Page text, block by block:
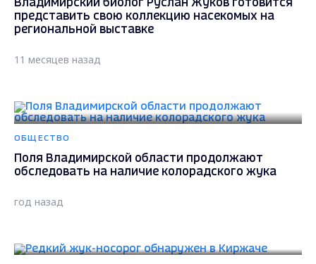
Владимирский биолог Руслан Жуков готовится
представить свою коллекцию насекомых на
региональной выставке
11 месяцев назад
ОБЩЕСТВО
Поля Владимирской области продолжают
обследовать на наличие колорадского жука
год назад